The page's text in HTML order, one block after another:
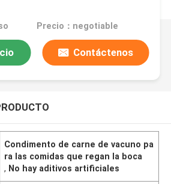
Precio：negotiable
Contáctenos
Condimento de carne de vacuno pa
ra las comidas que regan la boca
, No hay aditivos artificiales